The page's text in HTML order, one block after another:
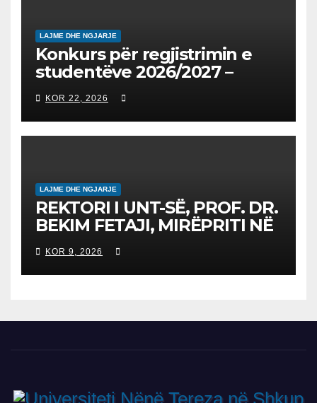
LAJME DHE NGJARJE
Konkurs për regjistrimin e
studentëve 2026/2027 –
студенти за 2026/2027
KOR 22, 2026
LAJME DHE NGJARJE
REKTORI I UNT-SË, PROF. DR.
BEKIM FETAJI, MIRËPRITI NË
SH.A MEPSO, DR. BURIM
LATIFIN
KOR 9, 2026